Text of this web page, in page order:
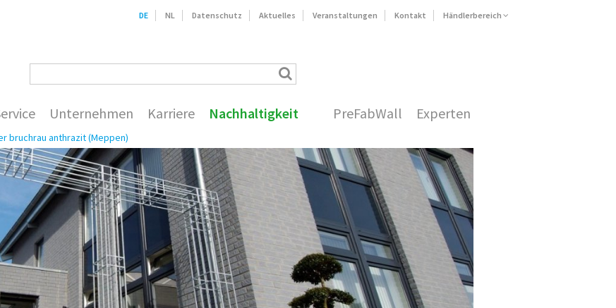
DE NL Datenschutz Aktuelles Veranstaltungen Kontakt Händlerbereich
Unternehmen Karriere Nachhaltigkeit PreFabWall Experten
bruchrau anthrazit (Meppen)